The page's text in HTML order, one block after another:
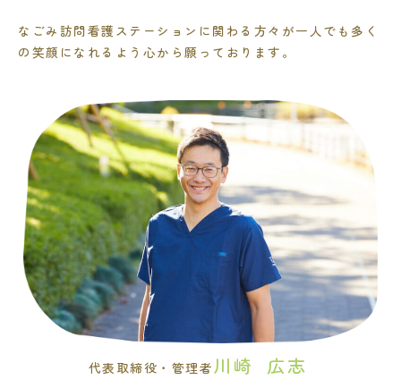
なごみ訪問看護ステーションに関わる方々が一人でも多く
の笑顔になれるよう心から願っております。
代表取締役・管理者川崎 広志